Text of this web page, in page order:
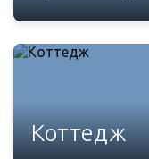
Коттедж